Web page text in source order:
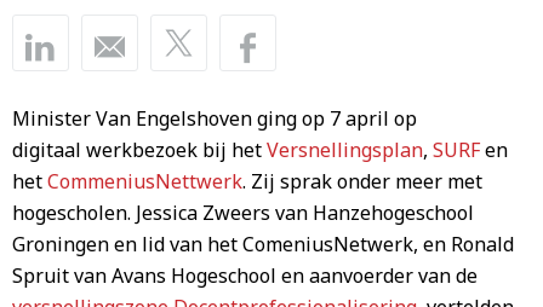
Minister Van Engelshoven ging op 7 april op
digitaal werkbezoek bij hetVersnellingsplan, SURFen
hetCommeniusNettwerk. Zij sprak onder meer met
hogescholen. Jessica Zweers van Hanzehogeschool
Groningen en lid van het ComeniusNetwerk, en Ronald
Spruit van Avans Hogeschool en aanvoerder van de